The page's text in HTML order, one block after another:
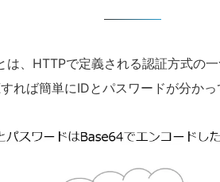
は、HTTPで定義される認証方式の
れば簡単にIDとパスワードが分かっ